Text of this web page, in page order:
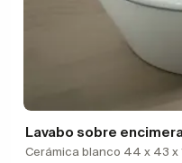
Lavabo sobre
Cerámica blanco 44 x 43 x